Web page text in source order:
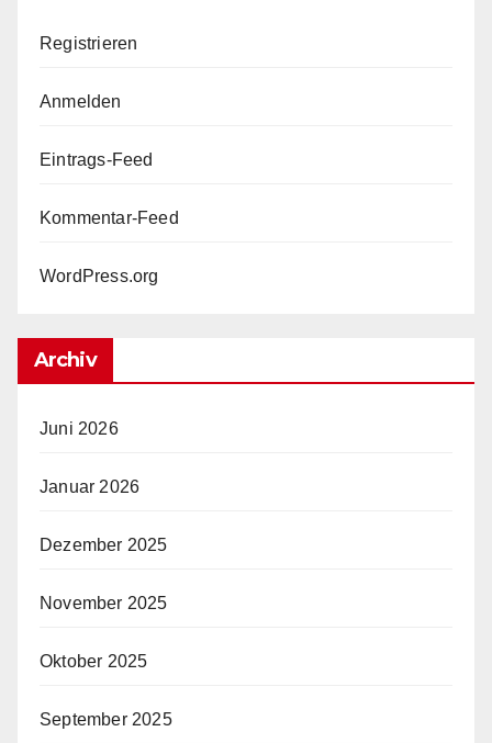
Registrieren
Anmelden
Eintrags-Feed
Kommentar-Feed
WordPress.org
Archiv
Juni 2026
Januar 2026
Dezember 2025
November 2025
Oktober 2025
September 2025